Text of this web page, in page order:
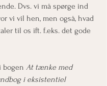
Dvs. vi må spørge ind
vi vil hen, men også, hvad
til os ift. f.eks. det gode
bogen At tænke med
i eksistentiel